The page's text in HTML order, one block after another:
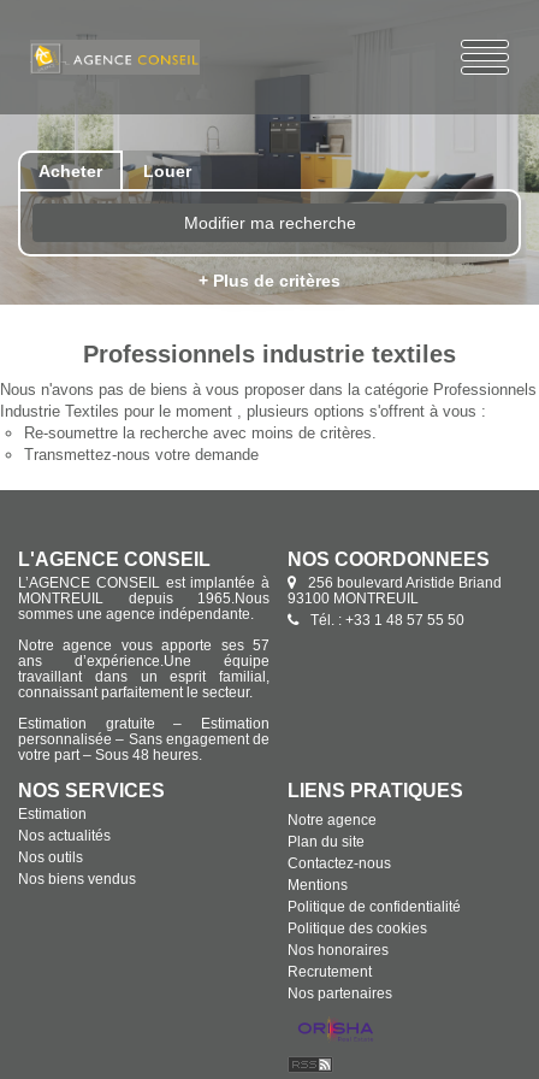
Acheter Louer
Modifier ma recherche
+ Plus de critères
Professionnels industrie textiles
Nous n'avons pas de biens à vous proposer dans la catégorie Professionnels
Industrie Textiles pour le moment , plusieurs options s'offrent à vous :
Re-soumettre la recherche avec moins de critères.
Transmettez-nous votre demande
L'AGENCE CONSEIL
L’AGENCE CONSEIL est implantée à
MONTREUIL depuis 1965.Nous
sommes une agence indépendante.
Notre agence vous apporte ses 57
ans d’expérience.Une équipe
travaillant dans un esprit familial,
connaissant parfaitement le secteur.
Estimation gratuite – Estimation
personnalisée – Sans engagement de
votre part – Sous 48 heures.
NOS COORDONNÉES
256 boulevard Aristide Briand
93100 MONTREUIL
Tél. : +33 1 48 57 55 50
NOS SERVICES
Estimation
Nos actualités
Nos outils
Nos biens vendus
LIENS PRATIQUES
Notre agence
Plan du site
Contactez-nous
Mentions
Politique de confidentialité
Politique des cookies
Nos honoraires
Recrutement
Nos partenaires